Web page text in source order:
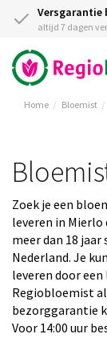
Versgarantie
altijd 7 dagen
Home Bloemist
Zoek je een
leveren in
meer dan 18
Nederland. Je
leveren door
Regiobloemist
bezorggarantie
Voor 14:00 uur